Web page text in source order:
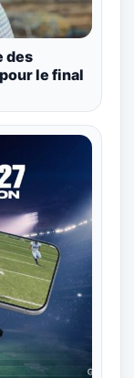
des
le final